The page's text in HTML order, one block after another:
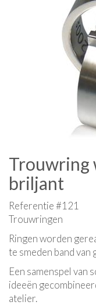
Trouwring
briljant
Referentie #121
Trouwringen
Ringen worden
te smeden band van
Een samenspel van
ideeën
atelier.